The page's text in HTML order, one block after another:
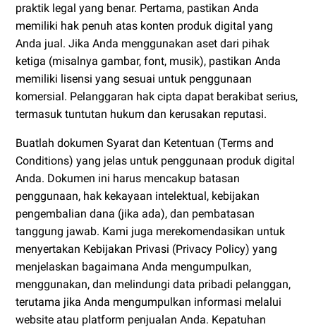
praktik legal yang benar. Pertama, pastikan Anda
memiliki hak penuh atas konten produk digital yang
Anda jual. Jika Anda menggunakan aset dari pihak
ketiga (misalnya gambar, font, musik), pastikan Anda
memiliki lisensi yang sesuai untuk penggunaan
komersial. Pelanggaran hak cipta dapat berakibat serius,
termasuk tuntutan hukum dan kerusakan reputasi.
Buatlah dokumen Syarat dan Ketentuan (Terms and
Conditions) yang jelas untuk penggunaan produk digital
Anda. Dokumen ini harus mencakup batasan
penggunaan, hak kekayaan intelektual, kebijakan
pengembalian dana (jika ada), dan pembatasan
tanggung jawab. Kami juga merekomendasikan untuk
menyertakan Kebijakan Privasi (Privacy Policy) yang
menjelaskan bagaimana Anda mengumpulkan,
menggunakan, dan melindungi data pribadi pelanggan,
terutama jika Anda mengumpulkan informasi melalui
website atau platform penjualan Anda. Kepatuhan